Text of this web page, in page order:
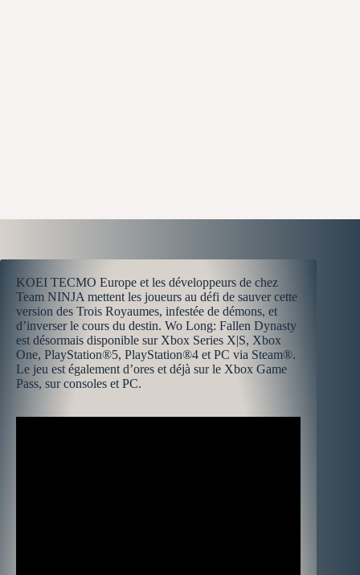
KOEI TECMO Europe et les développeurs de chez
Team NINJA mettent les joueurs au défi de sauver cette
version des Trois Royaumes, infestée de démons, et
d’inverser le cours du destin. Wo Long: Fallen Dynasty
est désormais disponible sur Xbox Series X|S, Xbox
One, PlayStation®5, PlayStation®4 et PC via Steam®.
Le jeu est également d’ores et déjà sur le Xbox Game
Pass, sur consoles et PC.